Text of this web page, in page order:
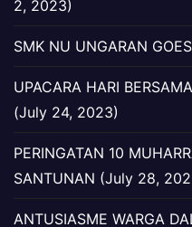
2, 2023)
SMK NU UNGARAN
UPACARA HARI
(July 24, 2023)
PERINGATAN 10
SANTUNAN (July 28,
ANTUSIASME WARGA